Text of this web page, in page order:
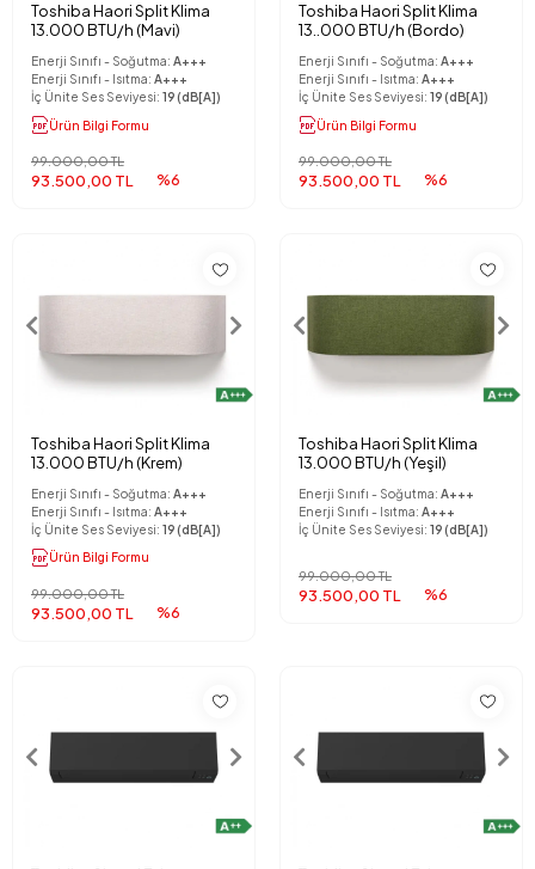
Toshiba Haori Split Klima
13.000 BTU/h (Mavi)
Enerji Sınıfı - Soğutma: A+++
Enerji Sınıfı - Isıtma: A+++
İç Ünite Ses Seviyesi: 19 (dB[A])
Ürün Bilgi Formu
93.500,00 TL
99.000,00 TL
%6
Toshiba Haori Split Klima
13..000 BTU/h (Bordo)
Enerji Sınıfı - Soğutma: A+++
Enerji Sınıfı - Isıtma: A+++
İç Ünite Ses Seviyesi: 19 (dB[A])
Ürün Bilgi Formu
93.500,00 TL
99.000,00 TL
%6
Toshiba Haori Split Klima
13.000 BTU/h (Krem)
Enerji Sınıfı - Soğutma: A+++
Enerji Sınıfı - Isıtma: A+++
İç Ünite Ses Seviyesi: 19 (dB[A])
Ürün Bilgi Formu
93.500,00 TL
99.000,00 TL
%6
Toshiba Haori Split Klima
13.000 BTU/h (Yeşil)
Enerji Sınıfı - Soğutma: A+++
Enerji Sınıfı - Isıtma: A+++
İç Ünite Ses Seviyesi: 19 (dB[A])
93.500,00 TL
99.000,00 TL
%6